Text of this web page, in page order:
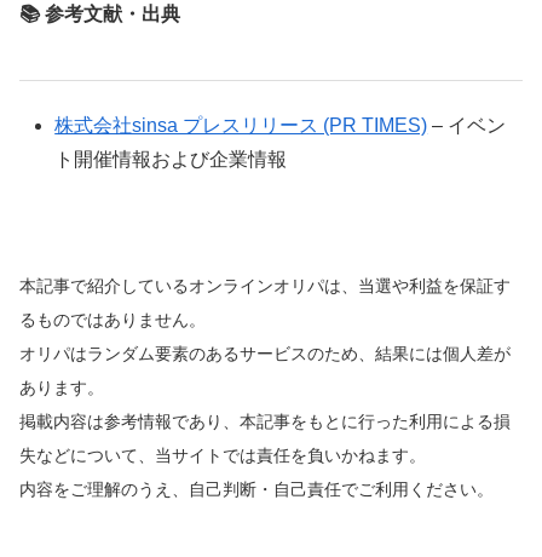
📚 参考文献・出典
株式会社sinsa プレスリリース (PR TIMES) – イベン
ト開催情報および企業情報
本記事で紹介しているオンラインオリパは、当選や利益を保証す
るものではありません。
オリパはランダム要素のあるサービスのため、結果には個人差が
あります。
掲載内容は参考情報であり、本記事をもとに行った利用による損
失などについて、当サイトでは責任を負いかねます。
内容をご理解のうえ、自己判断・自己責任でご利用ください。